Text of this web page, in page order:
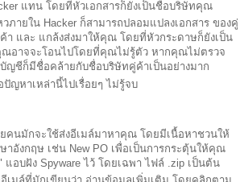
แทน โดยที่หัวเอกสารก็ยังเป็นชื่อบริษัทคุณ
ภายใน Hacker ก็สามารถปลอมแปลงเอกสาร ของคู่
และ แกล้งส่งมาให้คุณ โดยที่หัวกระดาษก็ยังเป็น
อาจจะโอนไปโดยที่คุณไม่รู้ตัว หากคุณไม่ตรวจ
ญชีก็มีชื่อคล้ายกับชื่อบริษัทคู่ค้าเป็นอย่างมาก
หาเหล่านี้ไปเรื่อยๆ ไม่รู้จบ
คนมักจะใช้ส่งอีเมล์มาหาคุณ โดยมีเนื้อหาชวนให้
าอังกฤษ เช่น New PO เพื่อเป็นการกระตุ้นให้คุณ
อบฝัง Spyware ไว้ โดยเฉพา ไฟล์ .zip เป็นต้น